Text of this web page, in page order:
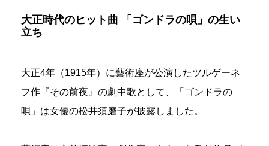
大正時代のヒット曲 「ゴンドラの唄」の生い
立ち
大正4年（1915年）に藝術座が公演したツルゲーネ
フ作『その前夜』の劇中歌として、「ゴンドラの
唄」は女優の松井須磨子が披露しました。